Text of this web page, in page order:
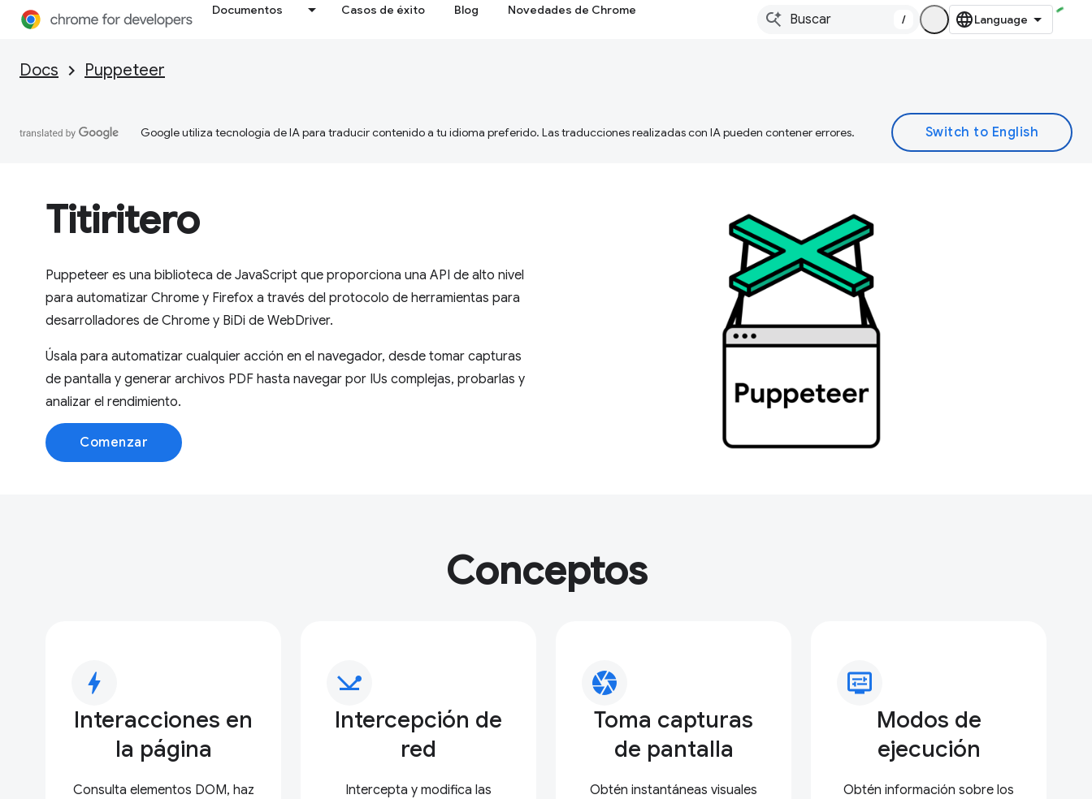
Documentos Casos de éxito Blog Novedades de Chrome
/
Docs Puppeteer
Google utiliza tecnología de IA para traducir contenido a tu idioma preferido. Las traducciones realizadas con IA pueden contener errores.
Titiritero
Puppeteer es una biblioteca de JavaScript que proporciona una API de alto nivel
para automatizar Chrome y Firefox a través del protocolo de herramientas para
desarrolladores de Chrome y BiDi de WebDriver.
Úsala para automatizar cualquier acción en el navegador, desde tomar capturas
de pantalla y generar archivos PDF hasta navegar por IUs complejas, probarlas y
analizar el rendimiento.
Comenzar
Conceptos
bolt
Interacciones en
la página
Consulta elementos DOM, haz
network_ping
Intercepción de
red
Intercepta y modifica las
camera
Toma capturas
de pantalla
Obtén instantáneas visuales
display_settings
Modos de
ejecución
Obtén información sobre los